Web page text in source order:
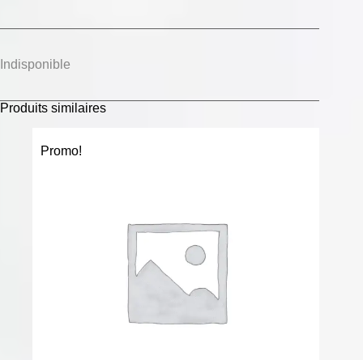
Indisponible
Produits similaires
Promo!